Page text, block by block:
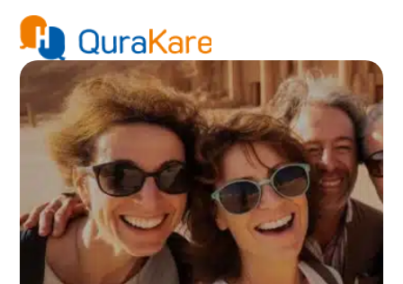
raccolto dal tuo utilizzo dei loro servizi.